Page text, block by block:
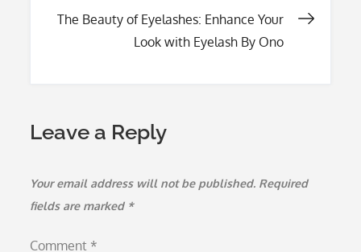
The Beauty of Eyelashes: Enhance Your
Look with Eyelash By Ono
Leave a Reply
Your email address will not be published. Required
fields are marked *
Comment *